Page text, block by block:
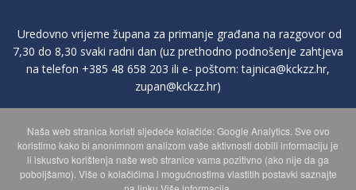
Uredovno vrijeme župana za primanje građana na razgovor od
7,30 do 8,30 svaki radni dan (uz prethodno podnošenje zahtjeva
na telefon +385 48 658 203 ili e- poštom:tajnica@kckzz.hr,
zupan@kckzz.hr)
POLITIKA ZAŠTITE PRIVATNOSTI OSOBNIH PODATAKA
MAPA WEBA
Naša web stranica koristi sljedeće kolačiće: Google Analytics. Sve ovo
koristimo kako bi anonimnom analizom vaše aktivnosti dobili informaciju je
li iskustvo korištenja naše web stranice vama pozitivno (ako nije da ga
poboljšamo). Više o kolačićima i mogućnostima vlastitih postavki saznajte